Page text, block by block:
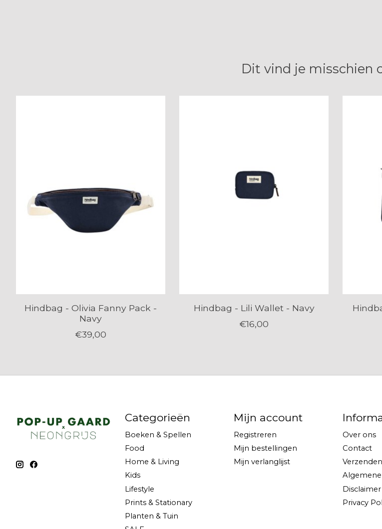
Dit vind je misschien
Hindbag - Olivia Fanny Pack -
Navy
€39,00
Hindbag - Lili Wallet - Navy
€16,00
Categorieën
Boeken & Spellen
Food
Home & Living
Kids
Lifestyle
Prints & Stationary
Planten & Tuin
Mijn account
Registreren
Mijn bestellingen
Mijn verlanglijst
Over ons
Contact
Disclaimer
Privacy